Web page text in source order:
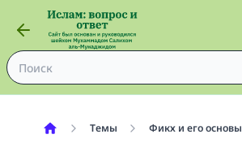
Темы Фикх и его основы